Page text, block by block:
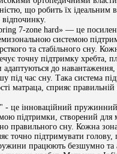
що робить їх ідеальним
7-zone hard» — це
системою
та стабільного сну.
точну підтримку хребта,
до
під час сну. Така система
матраца, сприяє правильній
це інноваційний пружинний
підтримки, створений для
правильного сну. Кожна
точно підтримувати голову,
працюють безшумно та